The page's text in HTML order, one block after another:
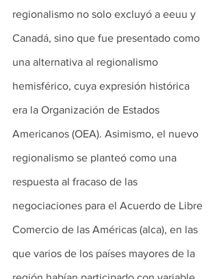
regionalismo no solo excluyó a eeuu y
Canadá, sino que fue presentado como
una alternativa al regionalismo
hemisférico, cuya expresión histórica
era la Organización de Estados
Americanos (OEA). Asimismo, el nuevo
regionalismo se planteó como una
respuesta al fracaso de las
negociaciones para el Acuerdo de Libre
Comercio de las Américas (alca), en las
que varios de los países mayores de la